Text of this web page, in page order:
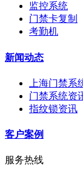
监控系统
门禁卡复制
考勤机
新闻动态
上海门禁系
门禁系统资
指纹锁资讯
客户案例
服务热线